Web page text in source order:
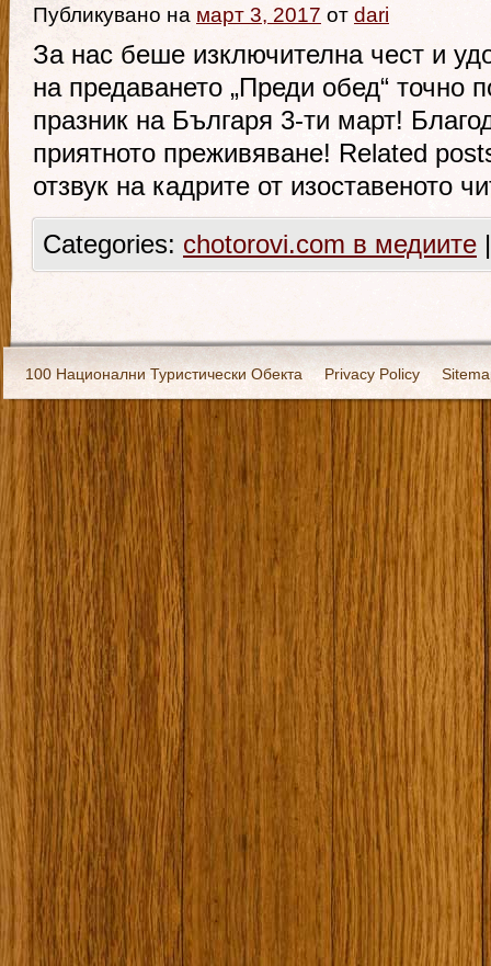
Публикувано на март 3, 2017 от dari
За нас беше изключителна чест и
на предаването „Преди обед“ точно
празник на Българя 3-ти март!
приятното преживяване! Related
отзвук на кадрите от изоставеното
Categories: chotorovi.com в медиите |
100 Национални Туристически Обекта Privacy Policy
Екипировка За нас Имало едно време Кивоторият.
Ковчега със светите мощи на Свети Григорий Каллидис
Наши туристически обекти Някой ден… Открит музей
Фото галерия